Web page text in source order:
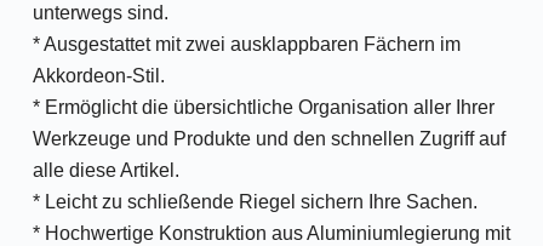
unterwegs sind.
* Ausgestattet mit zwei ausklappbaren Fächern im
Akkordeon-Stil.
* Ermöglicht die übersichtliche Organisation aller Ihrer
Werkzeuge und Produkte und den schnellen Zugriff auf
alle diese Artikel.
* Leicht zu schließende Riegel sichern Ihre Sachen.
* Hochwertige Konstruktion aus Aluminiumlegierung mit